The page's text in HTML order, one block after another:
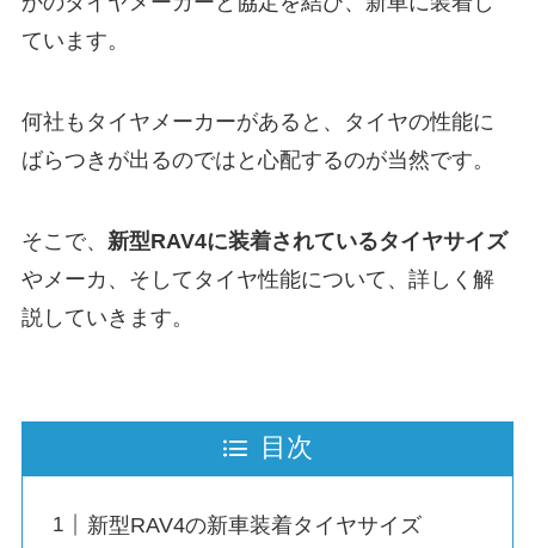
ています。
何社もタイヤメーカーがあると、タイヤの性能に
ばらつきが出るのではと心配するのが当然です。
そこで、 新型RAV4に装着されているタイヤサイズ
やメーカ、そしてタイヤ性能について、詳しく解
説していきます。
目次
新型RAV4の新車装着タイヤサイズ